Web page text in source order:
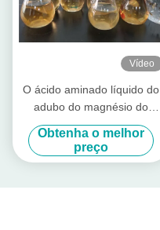
Vídeo
O ácido aminado líquido do
adubo do magnésio do
cálcio Chelated
Obtenha o melhor
preço